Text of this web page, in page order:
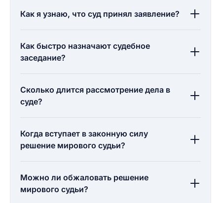
Как я узнаю, что суд принял заявление?
Как быстро назначают судебное
заседание?
Сколько длится рассмотрение дела в
суде?
Когда вступает в законную силу
решение мирового судьи?
Можно ли обжаловать решение
мирового судьи?